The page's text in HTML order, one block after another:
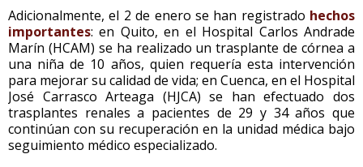
Adicionalmente, el 2 de enero se han registrado hechos
importantes: en Quito, en el Hospital Carlos Andrade
Marín (HCAM) se ha realizado un trasplante de córnea a
una niña de 10 años, quien requería esta intervención
para mejorar su calidad de vida; en Cuenca, en el Hospital
José Carrasco Arteaga (HJCA) se han efectuado dos
trasplantes renales a pacientes de 29 y 34 años que
continúan con su recuperación en la unidad médica bajo
seguimiento médico especializado.